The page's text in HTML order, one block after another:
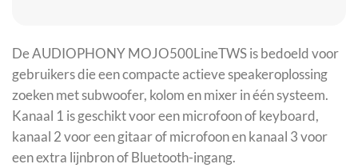
De AUDIOPHONY MOJO500LineTWS is bedoeld voor
gebruikers die een compacte actieve speakeroplossing
zoeken met subwoofer, kolom en mixer in één systeem.
Kanaal 1 is geschikt voor een microfoon of keyboard,
kanaal 2 voor een gitaar of microfoon en kanaal 3 voor
een extra lijnbron of Bluetooth-ingang.